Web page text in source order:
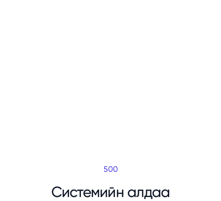
500
Системийн алдаа